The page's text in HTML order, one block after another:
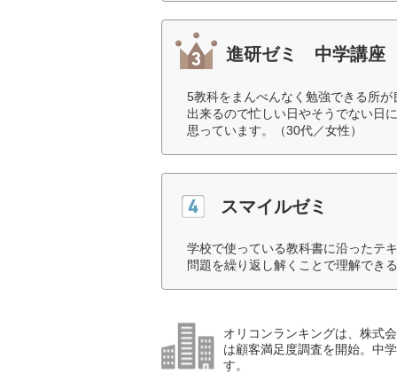
進研ゼミ 中学講座
5教科をまんべんなく勉強できる所
出来るので忙しい日やそうでない日
思っています。（30代／女性）
スマイルゼミ
学校で使っている教科書に沿ったテ
問題を繰り返し解くことで理解でき
オリコンランキングは、株式
は顧客満足度調査を開始。中
す。